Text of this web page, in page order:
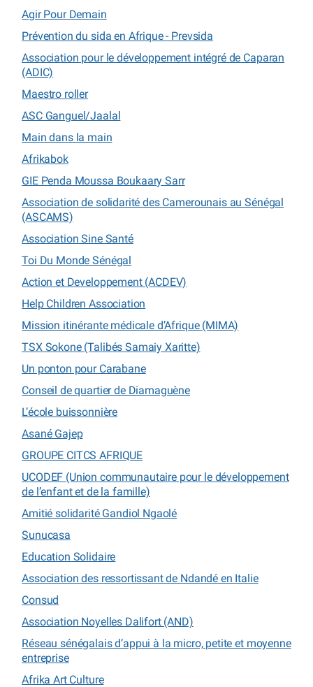
Agir Pour Demain
Prévention du sida en Afrique - Prevsida
Association pour le développement intégré de Caparan
(ADIC)
Maestro roller
ASC Ganguel/Jaalal
Main dans la main
Afrikabok
GIE Penda Moussa Boukaary Sarr
Association de solidarité des Camerounais au Sénégal
(ASCAMS)
Association Sine Santé
Toi Du Monde Sénégal
Action et Developpement (ACDEV)
Help Children Association
Mission itinérante médicale d’Afrique (MIMA)
TSX Sokone (Talibés Samaiy Xaritte)
Un ponton pour Carabane
Conseil de quartier de Diamaguène
L’école buissonnière
Asané Gajep
GROUPE CITCS AFRIQUE
UCODEF (Union communautaire pour le développement
de l’enfant et de la famille)
Amitié solidarité Gandiol Ngaolé
Sunucasa
Education Solidaire
Association des ressortissant de Ndandé en Italie
Consud
Association Noyelles Dalifort (AND)
Réseau sénégalais d’appui à la micro, petite et moyenne
entreprise
Afrika Art Culture